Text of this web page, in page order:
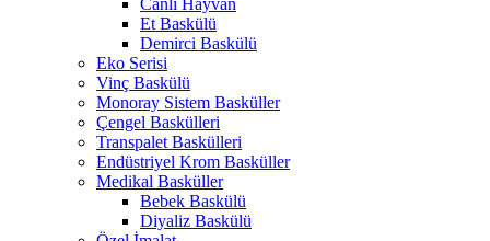
Canlı Hayvan
Et Baskülü
Demirci Baskülü
Eko Serisi
Vinç Baskülü
Monoray Sistem Basküller
Çengel Baskülleri
Transpalet Baskülleri
Endüstriyel Krom Basküller
Medikal Basküller
Bebek Baskülü
Diyaliz Baskülü